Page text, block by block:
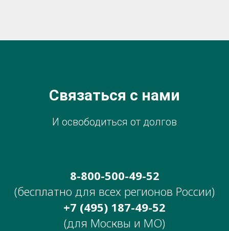
Связаться с нами
И освободиться от долгов
8-800-500-49-52
(бесплатно для всех регионов России)
+7 (495) 187-49-52
(для Москвы и МО)